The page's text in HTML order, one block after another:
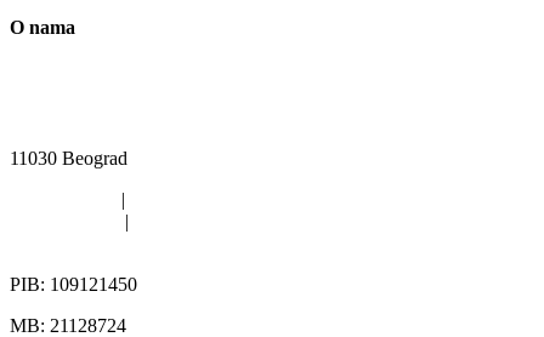
O nama
11030 Beograd
|
|
PIB: 109121450
MB: 21128724